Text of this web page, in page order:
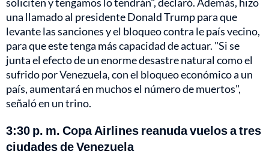
una llamado al presidente Donald Trump para que
levante las sanciones y el bloqueo contra le país vecino,
para que este tenga más capacidad de actuar. "Si se
junta el efecto de un enorme desastre natural como el
sufrido por Venezuela, con el bloqueo económico a un
país, aumentará en muchos el número de muertos",
señaló en un trino.
3:30 p. m. Copa Airlines reanuda vuelos a tres
ciudades de Venezuela